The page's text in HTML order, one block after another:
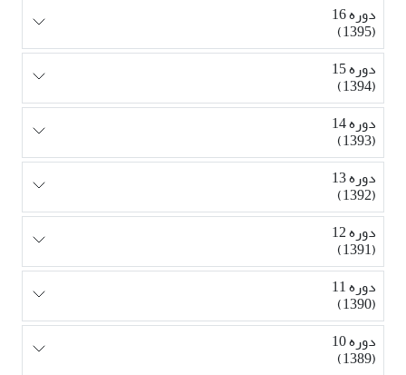
دوره 16
(1395)
دوره 15
(1394)
دوره 14
(1393)
دوره 13
(1392)
دوره 12
(1391)
دوره 11
(1390)
دوره 10
(1389)